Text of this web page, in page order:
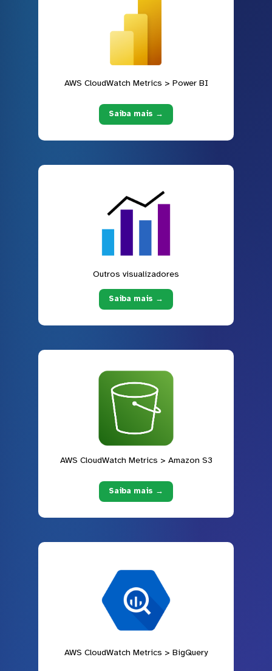
AWS CloudWatch Metrics > Power BI
Saiba mais →
Outros visualizadores
Saiba mais →
AWS CloudWatch Metrics > Amazon S3
Saiba mais →
AWS CloudWatch Metrics > BigQuery